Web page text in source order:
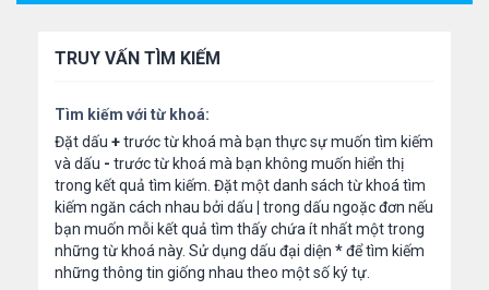
TRUY VẤN TÌM KIẾM
Tìm kiếm với từ khoá:
Đặt dấu +trước từ khoá mà bạn thực sự muốn tìm kiếm
và dấu - trước từ khoá mà bạn không muốn hiển thị
trong kết quả tìm kiếm. Đặt một danh sách từ khoá tìm
kiếm ngăn cách nhau bởi dấu
trong dấu ngoặc đơn nếu
bạn muốn mỗi kết quả tìm thấy chứa ít nhất một trong
những từ khoá này. Sử dụng dấu đại diện *để tìm kiếm
những thông tin giống nhau theo một số ký tự.